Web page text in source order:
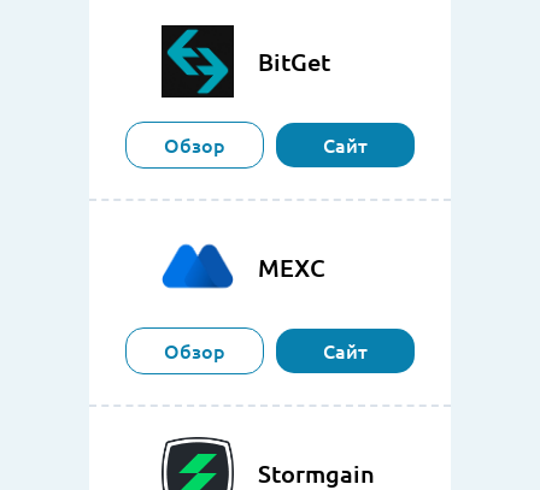
BitGet
Обзор Сайт
MEXC
Обзор Сайт
Stormgain